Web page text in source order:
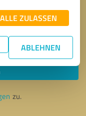
ALLE ZULASSEN
ABLEHNEN
* Erforderliche Angaben
zu.